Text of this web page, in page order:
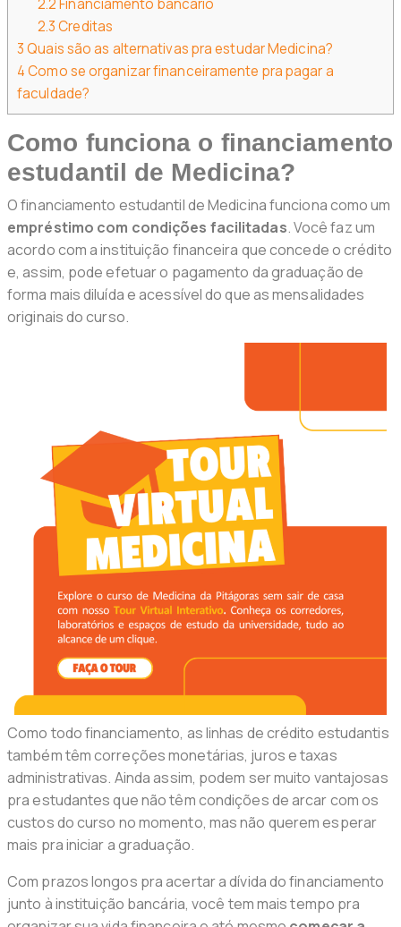
2.2Financiamento bancário
2.3Creditas
3Quais são as alternativas pra estudar Medicina?
4Como se organizar financeiramente pra pagar a
faculdade?
Como funciona o financiamento
estudantil de Medicina?
O financiamento estudantil de Medicina funciona como um
empréstimo com condições facilitadas. Você faz um
acordo com a instituição financeira que concede o crédito
e, assim, pode efetuar o pagamento da graduação de
forma mais diluída e acessível do que as mensalidades
originais do curso.
Como todo financiamento, as linhas de crédito estudantis
também têm correções monetárias, juros e taxas
administrativas. Ainda assim, podem ser muito vantajosas
pra estudantes que não têm condições de arcar com os
custos do curso no momento, mas não querem esperar
mais pra iniciar a graduação.
Com prazos longos pra acertar a dívida do financiamento
junto à instituição bancária, você tem mais tempo pra